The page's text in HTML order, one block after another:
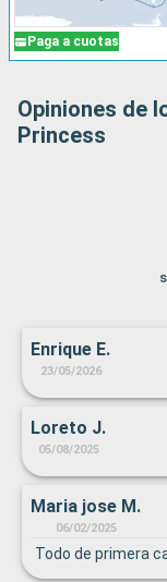
Paga a cuotas
Opiniones de
Princess
Enrique E.
23/05/2026
Loreto J.
05/08/2025
Maria jose M.
06/02/2025
Todo de primera